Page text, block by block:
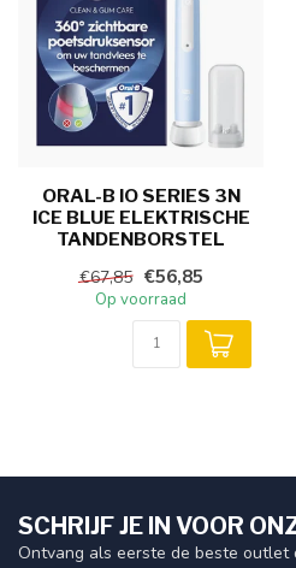
ORAL-B IO SERIES 3N
ICE BLUE ELEKTRISCHE
TANDENBORSTEL
€67,85 €56,85
Op voorraad
SCHRIJF JE IN VOOR
Ontvang als eerste de beste outlet